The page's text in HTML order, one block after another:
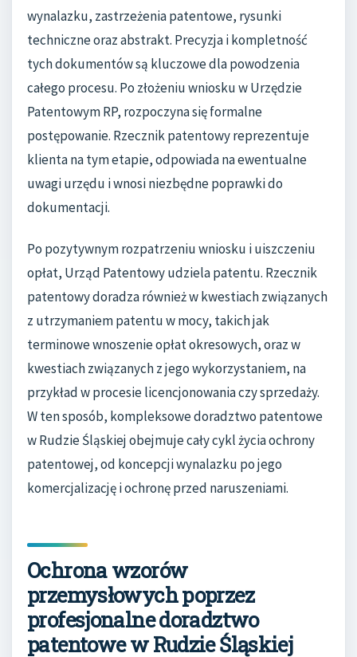
wynalazku, zastrzeżenia patentowe, rysunki
techniczne oraz abstrakt. Precyzja i kompletność
tych dokumentów są kluczowe dla powodzenia
całego procesu. Po złożeniu wniosku w Urzędzie
Patentowym RP, rozpoczyna się formalne
postępowanie. Rzecznik patentowy reprezentuje
klienta na tym etapie, odpowiada na ewentualne
uwagi urzędu i wnosi niezbędne poprawki do
dokumentacji.
Po pozytywnym rozpatrzeniu wniosku i uiszczeniu
opłat, Urząd Patentowy udziela patentu. Rzecznik
patentowy doradza również w kwestiach związanych
z utrzymaniem patentu w mocy, takich jak
terminowe wnoszenie opłat okresowych, oraz w
kwestiach związanych z jego wykorzystaniem, na
przykład w procesie licencjonowania czy sprzedaży.
W ten sposób, kompleksowe doradztwo patentowe
w Rudzie Śląskiej obejmuje cały cykl życia ochrony
patentowej, od koncepcji wynalazku po jego
komercjalizację i ochronę przed naruszeniami.
Ochrona wzorów
przemysłowych poprzez
profesjonalne doradztwo
patentowe w Rudzie Śląskiej